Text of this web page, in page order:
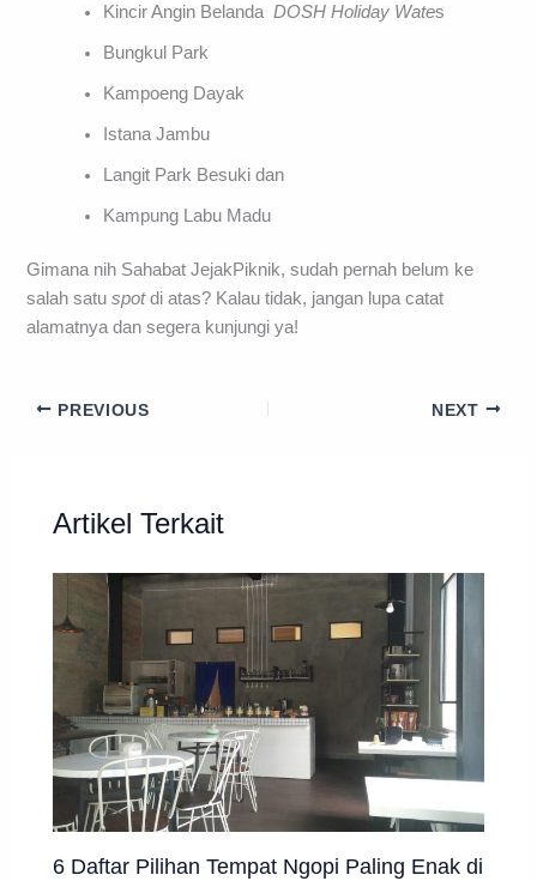
Kincir Angin BelandaDOSH Holiday Wates
Bungkul Park
Kampoeng Dayak
Istana Jambu
Langit Park Besuki dan
Kampung Labu Madu
Gimana nih Sahabat JejakPiknik, sudah pernah belum ke
salah satuspotdi atas? Kalau tidak, jangan lupa catat
alamatnya dan segera kunjungi ya!
PREVIOUS NEXT
Artikel Terkait
6 Daftar Pilihan Tempat Ngopi Paling Enak di